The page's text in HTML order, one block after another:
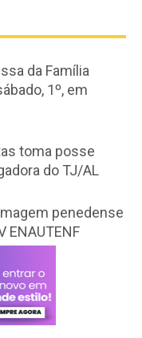
da Família
1º, em
toma posse
do TJ/AL
penedense
ENAUTENF